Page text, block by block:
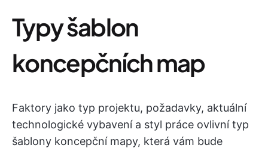
Typy šablon
koncepčních map
Faktory jako typ projektu, požadavky, aktuální
technologické vybavení a styl práce ovlivní typ
šablony koncepční mapy, která vám bude